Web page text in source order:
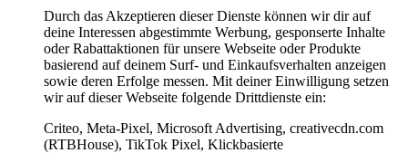
Durch das Akzeptieren dieser Dienste können wir dir auf
deine Interessen abgestimmte Werbung, gesponserte Inhalte
oder Rabattaktionen für unsere Webseite oder Produkte
basierend auf deinem Surf- und Einkaufsverhalten anzeigen
sowie deren Erfolge messen. Mit deiner Einwilligung setzen
wir auf dieser Webseite folgende Drittdienste ein:
Criteo, Meta-Pixel, Microsoft Advertising, creativecdn.com
(RTBHouse), TikTok Pixel, Klickbasierte